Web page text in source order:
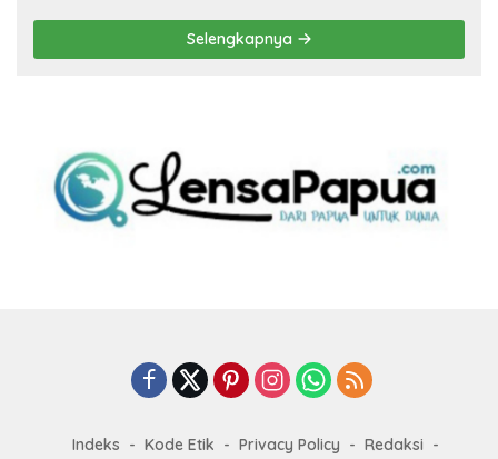
Selengkapnya
Indeks Kode Etik Privacy Policy Redaksi